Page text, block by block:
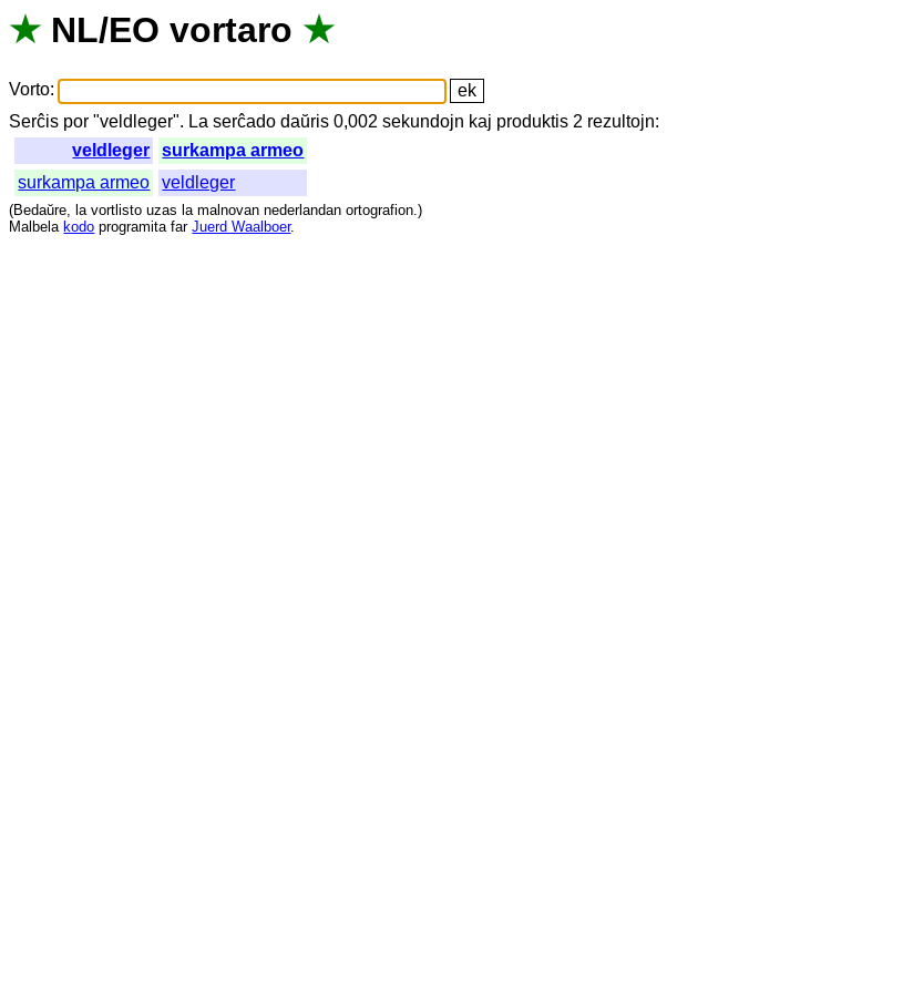
★ NL/EO vortaro ★
Vorto:
Serĉis por "veldleger". La serĉado daŭris 0,002sekundojn kaj produktis 2 rezultojn:
veldleger
surkampa armeo
surkampa armeo
veldleger
(Bedaŭre, la vortlisto uzas la malnovan nederlandan ortografion.)
Malbela kodo programita far Juerd Waalboer.